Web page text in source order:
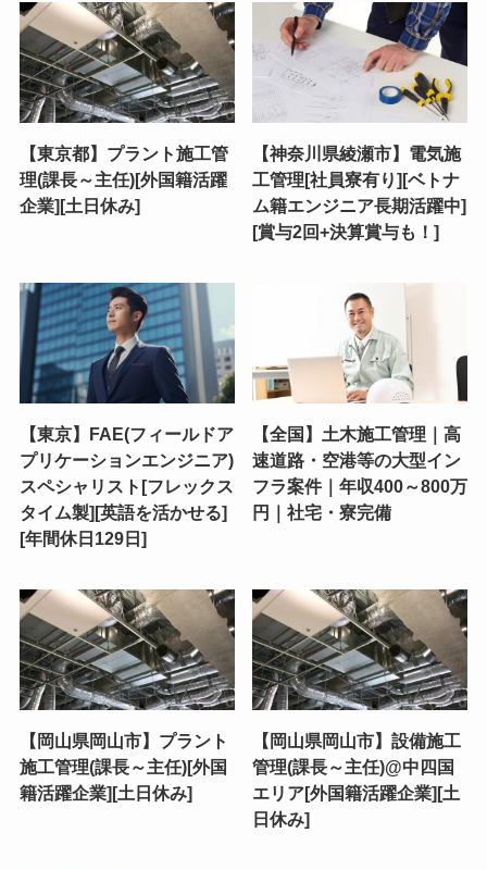
【東京都】プラント施工管
理(課長～主任)[外国籍活躍
企業][土日休み]
【神奈川県綾瀬市】電気施
工管理[社員寮有り][ベトナ
ム籍エンジニア長期活躍中]
[賞与2回+決算賞与も！]
【東京】FAE(フィールドア
プリケーションエンジニア)
スペシャリスト[フレックス
タイム製][英語を活かせる]
[年間休日129日]
【全国】土木施工管理｜高
速道路・空港等の大型イン
フラ案件｜年収400～800万
円｜社宅・寮完備
【岡山県岡山市】プラント
施工管理(課長～主任)[外国
籍活躍企業][土日休み]
【岡山県岡山市】設備施工
管理(課長～主任)@中四国
エリア[外国籍活躍企業][土
日休み]